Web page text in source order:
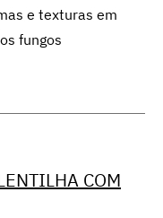
e texturas em
fungos
COM